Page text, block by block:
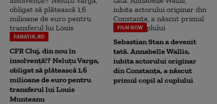
FANATIK.RO
CFR Cluj, din nou în
insolvență!? Neluțu Varga,
obligat să plătească 1,6
milioane de euro pentru
transferul lui Louis
Munteanu
FILM NOW
Sebastian Stan a devenit
tată. Annabelle Wallis,
iubita actorului originar
din Constanța, a născut
primul copil al cuplului